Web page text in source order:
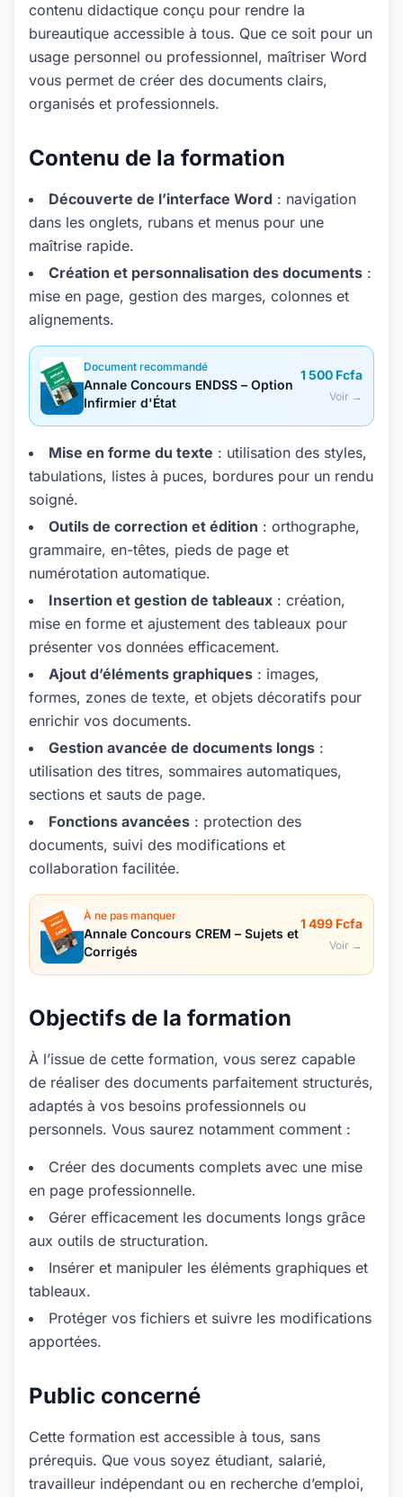
contenu didactique conçu pour rendre la
bureautique accessible à tous. Que ce soit pour un
usage personnel ou professionnel, maîtriser Word
vous permet de créer des documents clairs,
organisés et professionnels.
Contenu de la formation
Découverte de l’interface Word : navigation
dans les onglets, rubans et menus pour une
maîtrise rapide.
Création et personnalisation des documents :
mise en page, gestion des marges, colonnes et
alignements.
Document recommandé
Annale Concours ENDSS – Option
Infirmier d'État
1 500 Fcfa
Voir →
Mise en forme du texte : utilisation des styles,
tabulations, listes à puces, bordures pour un rendu
soigné.
Outils de correction et édition : orthographe,
grammaire, en-têtes, pieds de page et
numérotation automatique.
Insertion et gestion de tableaux : création,
mise en forme et ajustement des tableaux pour
présenter vos données efficacement.
Ajout d’éléments graphiques : images,
formes, zones de texte, et objets décoratifs pour
enrichir vos documents.
Gestion avancée de documents longs :
utilisation des titres, sommaires automatiques,
sections et sauts de page.
Fonctions avancées : protection des
documents, suivi des modifications et
collaboration facilitée.
À ne pas manquer
Annale Concours CREM – Sujets et
Corrigés
1 499 Fcfa
Voir →
Objectifs de la formation
À l’issue de cette formation, vous serez capable
de réaliser des documents parfaitement structurés,
adaptés à vos besoins professionnels ou
personnels. Vous saurez notamment comment :
Créer des documents complets avec une mise
en page professionnelle.
Gérer efficacement les documents longs grâce
aux outils de structuration.
Insérer et manipuler les éléments graphiques et
tableaux.
Protéger vos fichiers et suivre les modifications
apportées.
Public concerné
Cette formation est accessible à tous, sans
prérequis. Que vous soyez étudiant, salarié,
travailleur indépendant ou en recherche d’emploi,